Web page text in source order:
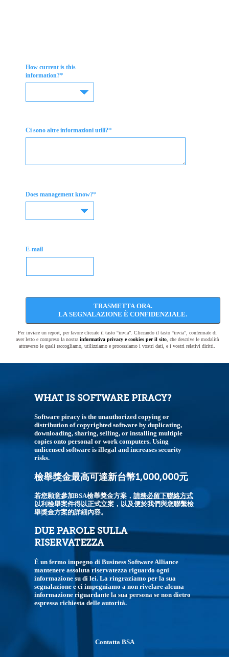
How current is this
information?*
Ci sono altre informazioni utili?*
Does management know?*
E-mail
TRASMETTA ORA.
LA SEGNALAZIONE È CONFIDENZIALE.
Per inviare un report, per favore cliccate il tasto “invia”. Cliccando il tasto “invia”, confermate di
aver letto e compreso la nostra informativa privacy e cookies per il sito, che descrive le modalità
attraverso le quali raccogliamo, utilizziamo e processiamo i vostri dati, e i vostri relativi diritti.
WHAT IS SOFTWARE PIRACY?
Software piracy is the unauthorized copying or
distribution of copyrighted software by duplicating,
downloading, sharing, selling, or installing multiple
copies onto personal or work computers. Using
unlicensed software is illegal and increases security
risks.
檢舉獎金最高可達新台幣1,000,000元
若您願意參加BSA檢舉獎金方案，請務必留下聯絡方式
以利檢舉案件得以正式立案，以及便於我們與您聯繫檢
舉獎金方案的詳細內容。
DUE PAROLE SULLA
RISERVATEZZA
È un fermo impegno di Business Software Alliance
mantenere assoluta riservatezza riguardo ogni
informazione su di lei. La ringraziamo per la sua
segnalazione e ci impegniamo a non rivelare alcuna
informazione riguardante la sua persona se non dietro
espressa richiesta delle autorità.
Contatta BSA